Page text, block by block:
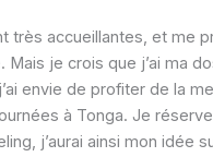
très accueillantes, et me
Mais je crois que j’ai ma
envie de profiter de la
à Tonga. Je
j’aurai ainsi mon idée